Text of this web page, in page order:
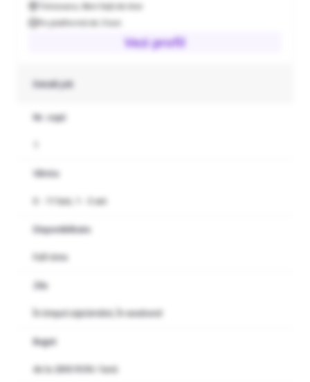
Timisoara
0km față de tine
Pe platformă de 3 luni
Vezi profil
Detalii job
Nr. copii
Vârsta
0 - 11 luni, 1 - 3 ani
Disponibilitate
Full-time
Zile
În timpul săptămânii, În weekend
Buget
de la 2800 RON / lună